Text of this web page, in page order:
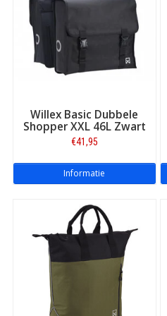
Willex Basic Dubbele
Shopper XXL 46L Zwart
€41,95
Informatie